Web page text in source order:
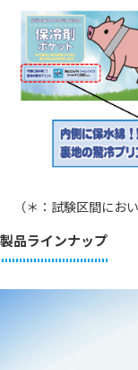
（＊：試験区間にお
製品ラインナップ